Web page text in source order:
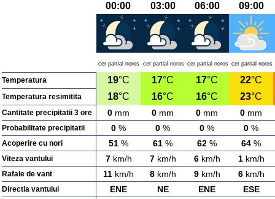
00:00 03:00 06:00 09:00
cer partial noros cer partial noros cer partial noros cer partial noros
Temperatura 19°C 17°C 17°C 22°C
Temperatura resimitita 18°C 16°C 16°C 23°C
Cantitate precipitatii 3 ore 0 mm 0 mm 0 mm 0 mm
Probabilitate precipitatii 0 % 0 % 0 % 0 %
Acoperire cu nori 51 % 61 % 62 % 64 %
Viteza vantului 7km/h 7km/h 6km/h 1km/h
Rafale de vant 11 km/h 8km/h 9km/h 6km/h
Directia vantului ENE NE ENE ESE